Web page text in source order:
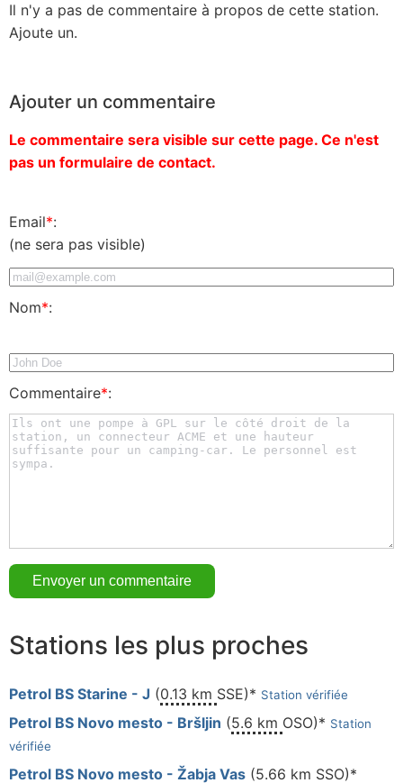
Il n'y a pas de commentaire à propos de cette station.
Ajoute un.
Ajouter un commentaire
Le commentaire sera visible sur cette page. Ce n'est
pas un formulaire de contact.
Email*:
(ne sera pas visible)
Nom*:
Commentaire*:
Stations les plus proches
Petrol BS Starine - J (0.13 km SSE)* Station vérifiée
Petrol BS Novo mesto - Bršljin (5.6 km OSO)* Station
vérifiée
Petrol BS Novo mesto - Žabja Vas (5.66 km SSO)*